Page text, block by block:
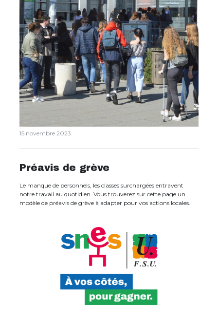
15 novembre 2023
Préavis de grève
Le manque de personnels, les classes surchargées entravent
notre travail au quotidien. Vous trouverez sur cette page un
modèle de préavis de grève à adapter pour vos actions locales.